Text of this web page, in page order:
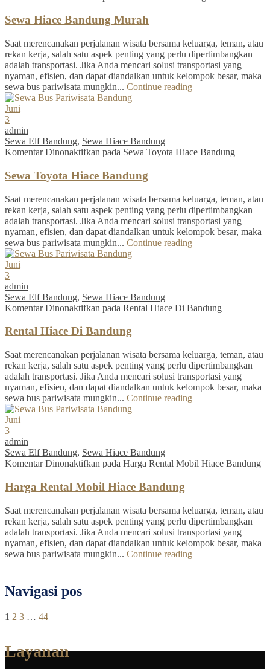
Sewa Hiace Bandung Murah
Saat merencanakan perjalanan wisata bersama keluarga, teman, atau
rekan kerja, salah satu aspek penting yang perlu dipertimbangkan
adalah transportasi. Jika Anda mencari solusi transportasi yang
nyaman, efisien, dan dapat diandalkan untuk kelompok besar, maka
sewa bus pariwisata mungkin... Continue reading
Juni
3
admin
Sewa Elf Bandung, Sewa Hiace Bandung
Komentar Dinonaktifkan pada Sewa Toyota Hiace Bandung
Sewa Toyota Hiace Bandung
Saat merencanakan perjalanan wisata bersama keluarga, teman, atau
rekan kerja, salah satu aspek penting yang perlu dipertimbangkan
adalah transportasi. Jika Anda mencari solusi transportasi yang
nyaman, efisien, dan dapat diandalkan untuk kelompok besar, maka
sewa bus pariwisata mungkin... Continue reading
Juni
3
admin
Sewa Elf Bandung, Sewa Hiace Bandung
Komentar Dinonaktifkan pada Rental Hiace Di Bandung
Rental Hiace Di Bandung
Saat merencanakan perjalanan wisata bersama keluarga, teman, atau
rekan kerja, salah satu aspek penting yang perlu dipertimbangkan
adalah transportasi. Jika Anda mencari solusi transportasi yang
nyaman, efisien, dan dapat diandalkan untuk kelompok besar, maka
sewa bus pariwisata mungkin... Continue reading
Juni
3
admin
Sewa Elf Bandung, Sewa Hiace Bandung
Komentar Dinonaktifkan pada Harga Rental Mobil Hiace Bandung
Harga Rental Mobil Hiace Bandung
Saat merencanakan perjalanan wisata bersama keluarga, teman, atau
rekan kerja, salah satu aspek penting yang perlu dipertimbangkan
adalah transportasi. Jika Anda mencari solusi transportasi yang
nyaman, efisien, dan dapat diandalkan untuk kelompok besar, maka
sewa bus pariwisata mungkin... Continue reading
Navigasi pos
1 2 3 … 44
Layanan